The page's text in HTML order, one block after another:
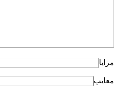
مزایا
معایب